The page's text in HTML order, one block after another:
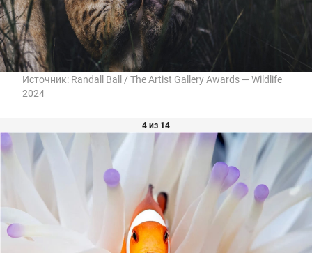
Источник: Randall Ball / The Artist Gallery Awards — Wildlife
2024
4 из 14